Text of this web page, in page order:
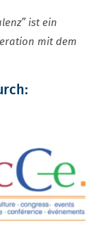
ist ein
mit dem